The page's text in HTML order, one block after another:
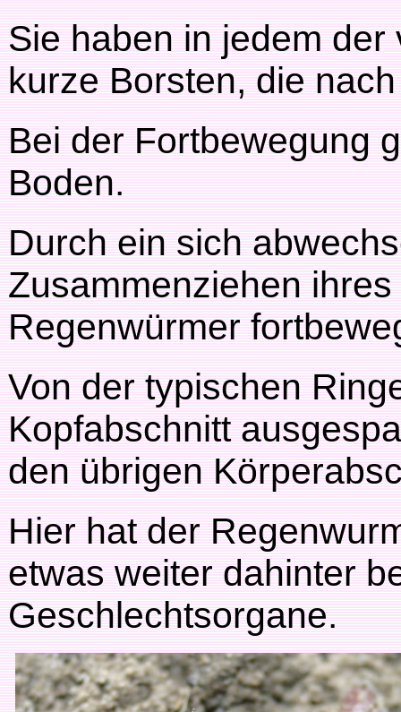
Sie haben in jedem
kurze Borsten, die
Bei der Fortbewegung
Boden.
Durch ein sich
Zusammenziehen
Regenwürmer
Von der typischen
Kopfabschnitt
den übrigen
Hier hat der
etwas weiter dahinter
Geschlechtsorgane.